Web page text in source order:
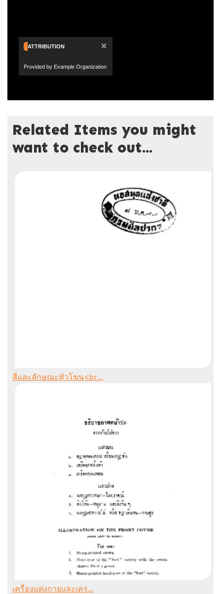
ATTRIBUTION ×
Provided by Example Organization
Related Items you might
want to check out...
สีและลักษณะหัวโขน<br...
เครื่องแต่งกายและเคร...